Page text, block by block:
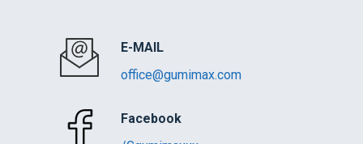
E-MAIL
office@gumimax.com
Facebook